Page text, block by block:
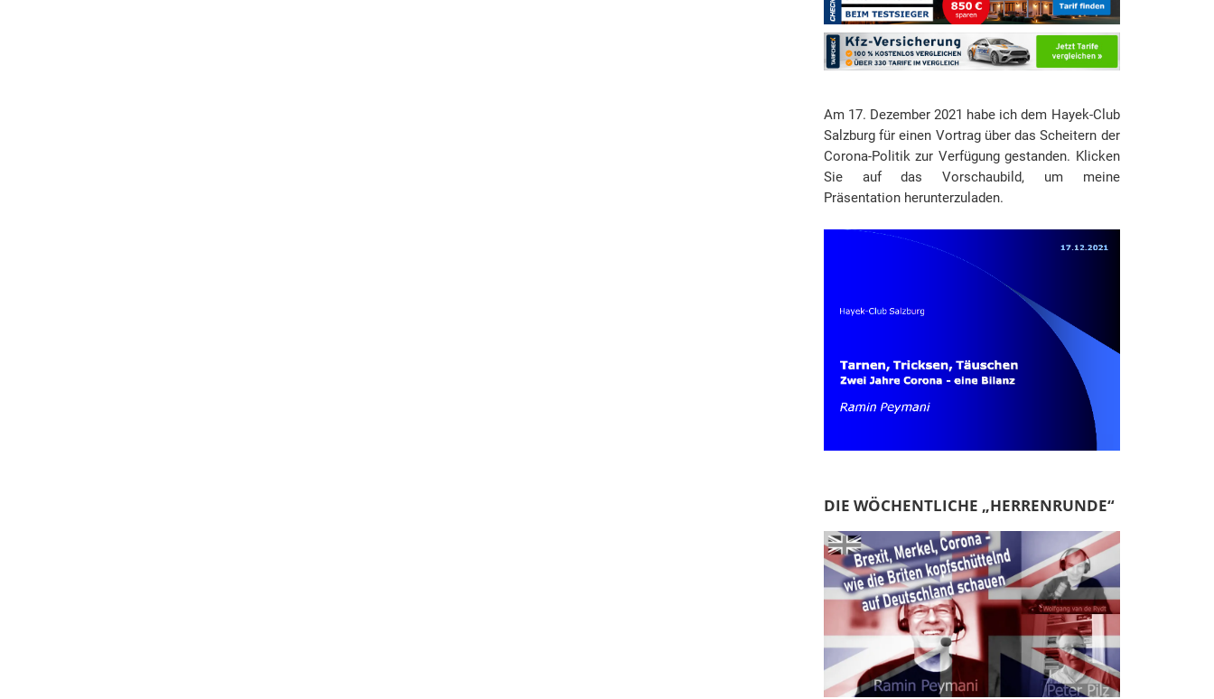
Am 17. Dezember 2021 habe ich dem Hayek-Club
Salzburg für einen Vortrag über das Scheitern der
Corona-Politik zur Verfügung gestanden. Klicken
Sie auf das Vorschaubild, um meine
Präsentation herunterzuladen.
DIE WÖCHENTLICHE „HERRENRUNDE“